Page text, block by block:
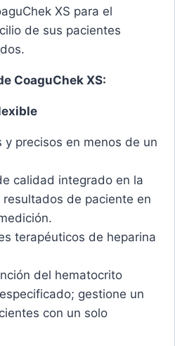
XS para el
de sus pacientes
CoaguChek XS:
y precisos en menos de un
calidad integrado en la
de paciente en
terapéuticos de heparina
del hematocrito
gestione un
con un solo